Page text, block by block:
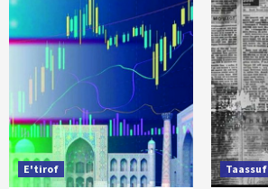
E'tirof Taassuf